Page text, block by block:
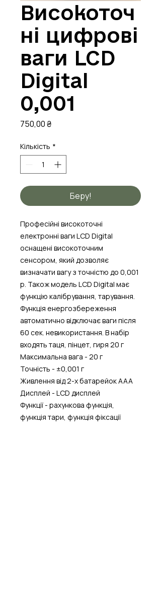
Високоточ
ні цифрові
ваги LCD
Digital
0,001
750,00 ₴Ціна
Кількість *
Беру!
Професійні високоточні
електронні ваги LCD Digital
оснащені високоточним
сенсором, який дозволяє
визначати вагу з точністю до 0,001
р. Також модель LCD Digital має
функцію калібрування, тарування.
Функція енергозбереження
автоматично відключає ваги після
60 сек. невикористання. В набір
входять таця, пінцет, гиря 20 г
Максимальна вага - 20 г
Точність - ±0,001 г
Живлення від 2-х батарейок AAA
Дисплей - LCD дисплей
Функції - рахункова функція,
функція тари, функція фіксації